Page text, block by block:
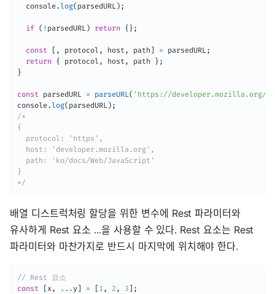
  console
.log( parsedURL ) ;
if ( ! parsedURL ) return {} ;
const [ , protocol , host , path ] = parsedURL ;
return
{ protocol , host , path } ;
}
const parsedURL = parseURL ( 'https://developer.mozilla.org/
console.log( parsedURL ) ;
/*
{
  protocol: 'https',
  host: 'developer.mozilla.org',
  path: 'ko/docs/Web/JavaScript'
}
*/
배열 디스트럭처링 할당을 위한 변수에 Rest 파라미터와
유사하게 Rest 요소 ...을 사용할 수 있다. Rest 요소는 Rest
파라미터와 마찬가지로 반드시 마지막에 위치해야 한다.
// Rest 요소
const
[x , ... y] = [1 , 2 , 3 ] ;